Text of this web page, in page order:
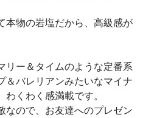
本物の岩塩だから、高級感が
リー＆タイムのような定番系
＆バレリアンみたいなマイナ
くわく感満載です。
なので、お友達へのプレゼン